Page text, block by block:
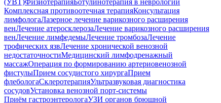
Комплексная противоотечная терапияКонсультация
лимфологаЛазерное лечение варикозного расширения
венЛечение атеросклерозаЛечение варикозного расширения
венЛечение лимфедемыЛечение тромбозаЛечение
трофических язвЛечение хронической венозной
недостаточностиМедицинский лимфодренажный
массажОперация по формированию артериовенозной
фистулыПрием сосудистого хирургаПрием
флебологаСклеротерапияУльтразвуковая диагностика
сосудовУстановка венозной порт-системы
Приём гастроэнтерологаУЗИ органов брюшной